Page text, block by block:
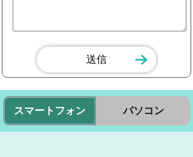
スマートフォン パソコン